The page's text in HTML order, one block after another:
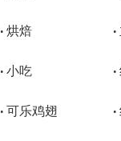
• 烘焙 •
• 小吃 •
• 可乐鸡翅 •